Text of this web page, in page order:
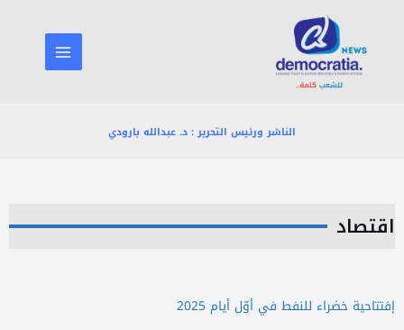
المحتوى
الناشر ورئيس التحرير : د. عبدالله بارودي
اقتصاد
إفتتاحية خضراء للنفط في أوّل أيام 2025